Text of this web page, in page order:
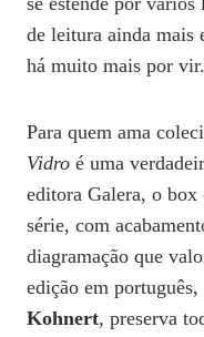
de leitura ainda mais
há muito mais por vir.
Para quem ama
Vidro é uma
editora Galera, o
série, com
diagramação que
edição em
Kohnert, preserva